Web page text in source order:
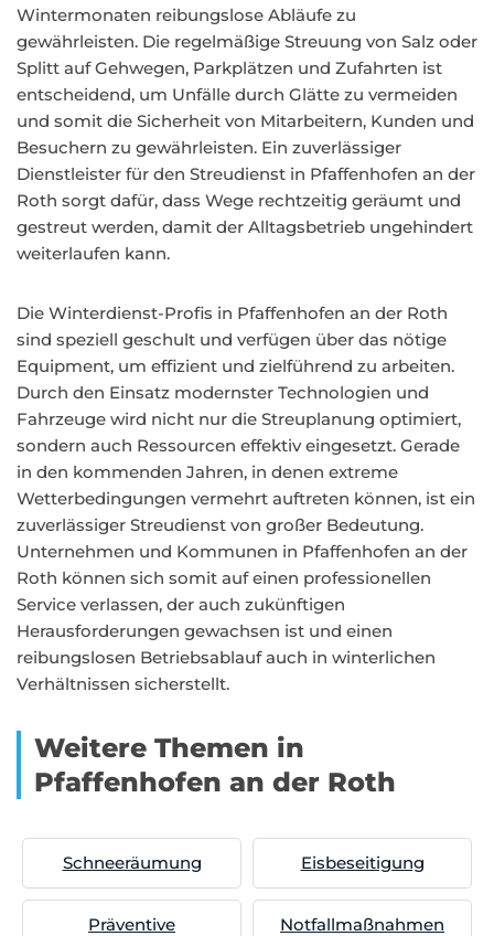
Wintermonaten reibungslose Abläufe zu
gewährleisten. Die regelmäßige Streuung von Salz oder
Splitt auf Gehwegen, Parkplätzen und Zufahrten ist
entscheidend, um Unfälle durch Glätte zu vermeiden
und somit die Sicherheit von Mitarbeitern, Kunden und
Besuchern zu gewährleisten. Ein zuverlässiger
Dienstleister für den Streudienst in Pfaffenhofen an der
Roth sorgt dafür, dass Wege rechtzeitig geräumt und
gestreut werden, damit der Alltagsbetrieb ungehindert
weiterlaufen kann.
Die Winterdienst-Profis in Pfaffenhofen an der Roth
sind speziell geschult und verfügen über das nötige
Equipment, um effizient und zielführend zu arbeiten.
Durch den Einsatz modernster Technologien und
Fahrzeuge wird nicht nur die Streuplanung optimiert,
sondern auch Ressourcen effektiv eingesetzt. Gerade
in den kommenden Jahren, in denen extreme
Wetterbedingungen vermehrt auftreten können, ist ein
zuverlässiger Streudienst von großer Bedeutung.
Unternehmen und Kommunen in Pfaffenhofen an der
Roth können sich somit auf einen professionellen
Service verlassen, der auch zukünftigen
Herausforderungen gewachsen ist und einen
reibungslosen Betriebsablauf auch in winterlichen
Verhältnissen sicherstellt.
Weitere Themen in
Pfaffenhofen an der Roth
Schneeräumung Eisbeseitigung
Präventive
Notfallmaßnahmen